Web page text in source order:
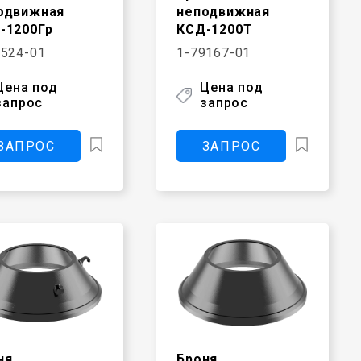
01
под
неподвижная
КСД-1200Т
1-79167-01
Цена под
запрос
ЗАПРОС